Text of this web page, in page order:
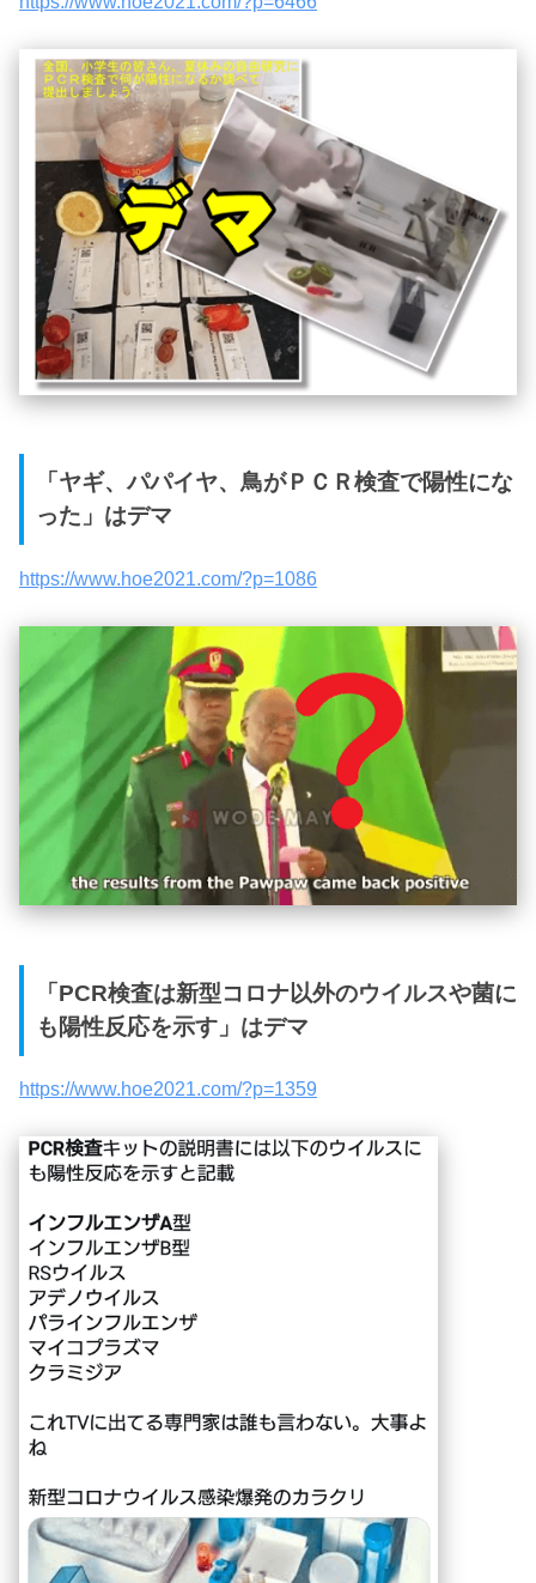
「ヤギ、パパイヤ、鳥がＰＣＲ検査で陽性にな
った」はデマ
https://www.hoe2021.com/?p=1086
「PCR検査は新型コロナ以外のウイルスや菌に
も陽性反応を示す」はデマ
https://www.hoe2021.com/?p=1359